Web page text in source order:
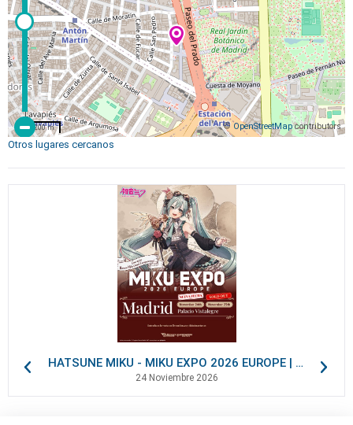
© OpenStreetMapcontributors
200 m
Otros lugares cercanos
HATSUNE MIKU - MIKU EXPO 2026 EUROPE | VIP Packages
24 Noviembre 2026